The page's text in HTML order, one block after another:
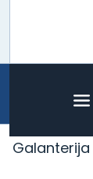
Galanterija